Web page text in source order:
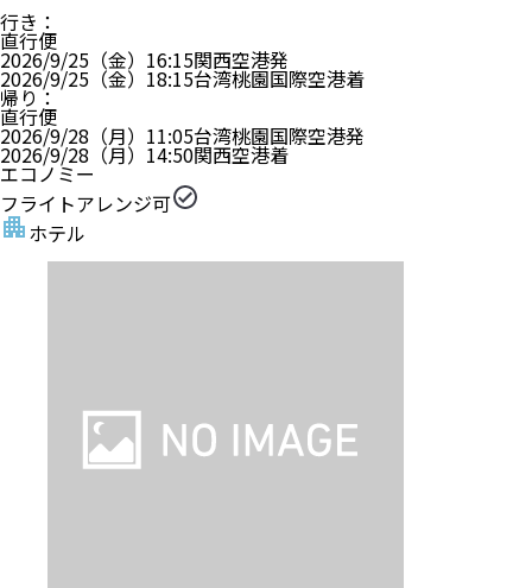
行き ：
直行便
2026/9/25（金） 16:15関西空港発
2026/9/25（金） 18:15台湾桃園国際空港着
帰り ：
直行便
2026/9/28（月） 11:05台湾桃園国際空港発
2026/9/28（月） 14:50関西空港着
エコノミー
フライトアレンジ可
ホテル